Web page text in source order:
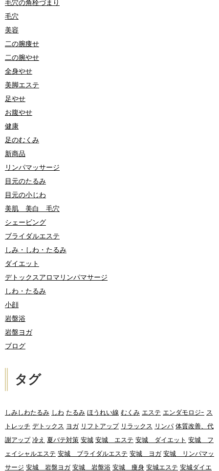
毛穴の角栓づまり
毛穴
美容
二の腕痩せ
二の腕やせ
全身やせ
美脚エステ
足やせ
お腹やせ
健康
足のむくみ
新商品
リンパマッサージ
目元のたるみ
目元の小じわ
美肌 美白 毛穴
シェービング
ブライダルエステ
しみ・しわ・たるみ
ダイエット
デトックスアロマリンパマサージ
しわ・たるみ
小顔
岩盤浴
岩盤ヨガ
ブログ
タグ
しみしわたるみ しわ たるみ ほうれい線 むくみ エステ エンダモロジｰ ス
トレッチ デトックス ヨガ リフトアップ リラックス リンパ 体質改善、代
謝アップ 冷え 夏バテ対策 安城 安城 エステ 安城 ダイエット 安城 フ
ェイシャルエステ 安城 ブライダルエステ 安城 ヨガ 安城 リンパマッ
サージ 安城 岩盤ヨガ 安城 岩盤浴 安城 痩身 安城エステ 安城ダイエ